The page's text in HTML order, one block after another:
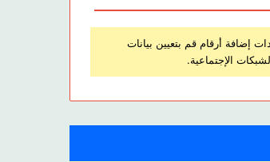
إضافة أرقام قم بتعيين بيانات
الإجتماعية.